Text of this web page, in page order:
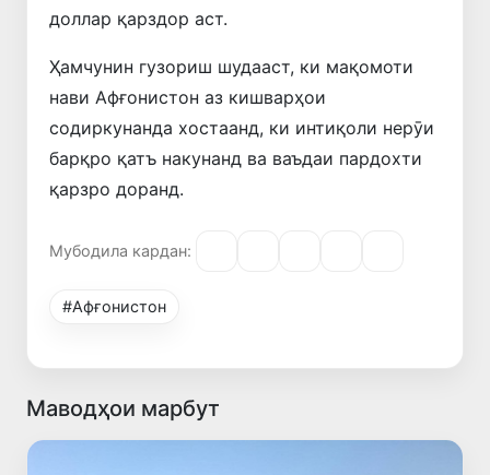
доллар қарздор аст.
Ҳамчунин гузориш шудааст, ки мақомоти
нави Афғонистон аз кишварҳои
содиркунанда хостаанд, ки интиқоли нерӯи
барқро қатъ накунанд ва ваъдаи пардохти
қарзро доранд.
Мубодила кардан:
#Афғонистон
Маводҳои марбут